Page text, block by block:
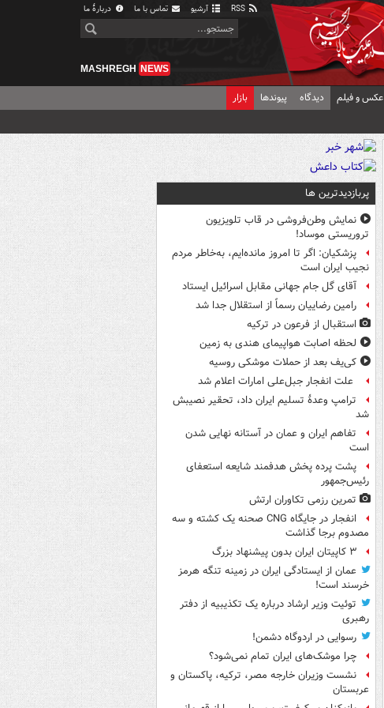
آرشیو تماس با ما دربارهٔ ما
MASHREGH NEWS
عکس و فیلم دیدگاه پیوندها بازار
پربازدیدترین ها
نمایش وطن‌فروشی در قاب تلویزیون
تروریستی موساد!
پزشکیان: اگر تا امروز مانده‌ایم، به‌خاطر مردم
نجیب ایران است
آقای گل جام جهانی مقابل اسرائیل ایستاد
رامین رضاییان رسماً از استقلال جدا شد
استقبال از فرعون در ترکیه
لحظه اصابت هواپیمای هندی به زمین
کی‌یف بعد از حملات موشکی روسیه
علت انفجار جبل‌علی امارات اعلام شد
ترامپ وعدۀ تسلیم ایران داد، تحقیر نصیبش
شد
تفاهم ایران و عمان در آستانه نهایی شدن
است
پشت پرده پخش هدفمند شایعه استعفای
رئیس‌جمهور
تمرین رزمی تکاوران ارتش
انفجار در جایگاه CNG صحنه یک کشته و سه
مصدوم برجا گذاشت
۳ کاپیتان ایران بدون پیشنهاد بزرگ
عمان از ایستادگی ایران در زمینه تنگه هرمز
خرسند است!
توئیت وزیر ارشاد درباره یک تکذیبیه از دفتر
رهبری
رسوایی در اردوگاه دشمن!
چرا موشک‌های ایران تمام نمی‌شود؟
نشست وزیران خارجه مصر، ترکیه، پاکستان و
عربستان